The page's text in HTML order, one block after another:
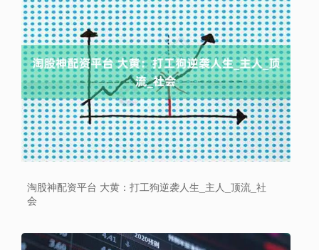
淘股神配资平台 大黄：打工狗逆袭人生_主人_顶流_社
会